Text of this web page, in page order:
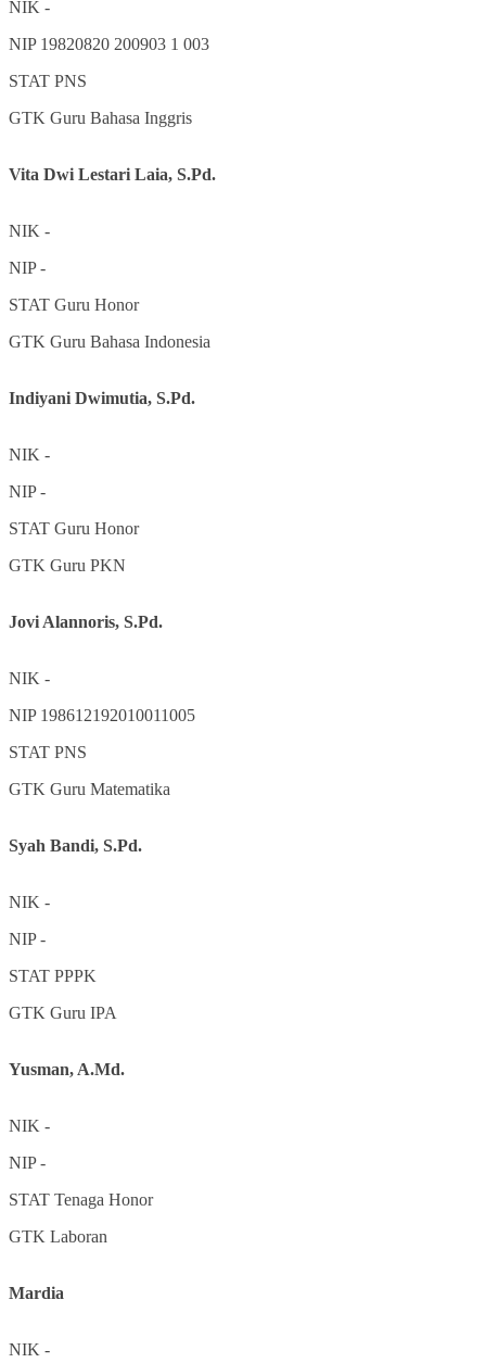
NIK -
NIP 19820820 200903 1 003
STAT PNS
GTK Guru Bahasa Inggris
Vita Dwi Lestari Laia, S.Pd.
NIK -
NIP-
STAT Guru Honor
GTK Guru Bahasa Indonesia
Indiyani Dwimutia, S.Pd.
NIK -
NIP-
STAT Guru Honor
GTK Guru PKN
Jovi Alannoris, S.Pd.
NIK -
NIP 198612192010011005
STAT PNS
GTK Guru Matematika
Syah Bandi, S.Pd.
NIK -
NIP-
STAT PPPK
GTK Guru IPA
Yusman, A.Md.
NIK -
NIP-
STAT Tenaga Honor
GTK Laboran
Mardia
NIK -